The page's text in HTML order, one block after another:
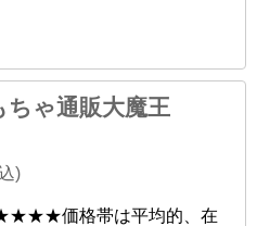
ちゃ通販大魔王
)
価格帯は平均的、在